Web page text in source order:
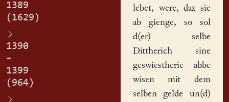
1389
(1629)
1390
–
1399
(964)
lebet, were, daz sie
ab gienge, so sol
d(er) selbe
Dittherich sine
geswiestherie abbe
wisen mit dem
selben gelde un(d)